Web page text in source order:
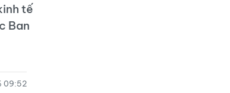
tế
Ban
09:52